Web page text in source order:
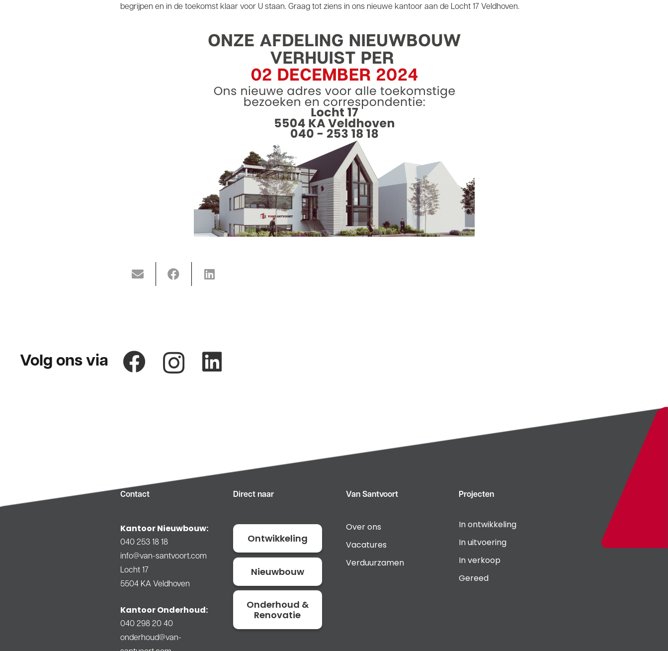
begrijpen en in de toekomst klaar voor U staan. Graag tot ziens in ons nieuwe kantoor aan de Locht 17 Veldhoven.
Volg ons via
Contact
Kantoor Nieuwbouw:
040 253 18 18
info@van-santvoort.com
Locht 17
5504 KA Veldhoven
Kantoor Onderhoud:
040 298 20 40
onderhoud@van-
Direct naar
Ontwikkeling
Nieuwbouw
Onderhoud &
Renovatie
Van Santvoort
Over ons
Vacatures
Verduurzamen
Projecten
In ontwikkeling
In uitvoering
In verkoop
Gereed